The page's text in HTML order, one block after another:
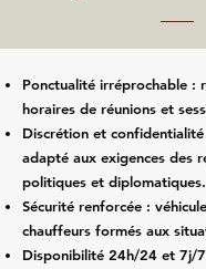
Ponctualité irréprochable :
horaires de réunions et
Discrétion et
adapté aux exigences des
politiques et diplomatiques.
Sécurité renforcée :
chauffeurs formés aux
Disponibilité 24h/24 et 7j/